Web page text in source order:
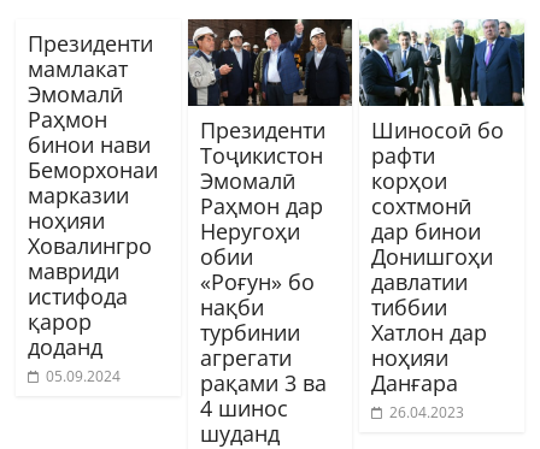
Президенти
мамлакат
Эмомалӣ
Раҳмон
бинои нави
Беморхонаи
марказии
ноҳияи
Ховалингро
мавриди
истифода
қарор
доданд
05.09.2024
Президенти
Тоҷикистон
Эмомалӣ
Раҳмон дар
Неругоҳи
обии
«Роғун» бо
нақби
турбинии
агрегати
рақами 3 ва
4 шинос
шуданд
Шиносоӣ бо
рафти
корҳои
сохтмонӣ
дар бинои
Донишгоҳи
давлатии
тиббии
Хатлон дар
ноҳияи
Данғара
26.04.2023